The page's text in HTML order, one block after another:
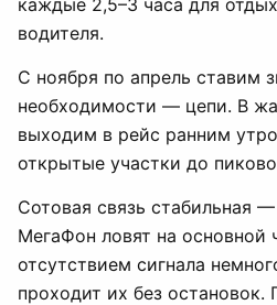
каждые 2,5–3 часа для
водителя.
С ноября по апрель ставим
необходимости — цепи. В
выходим в рейс ранним
открытые участки до
Сотовая связь стабильная
МегаФон ловят на основной
отсутствием сигнала
проходит их без остановок.